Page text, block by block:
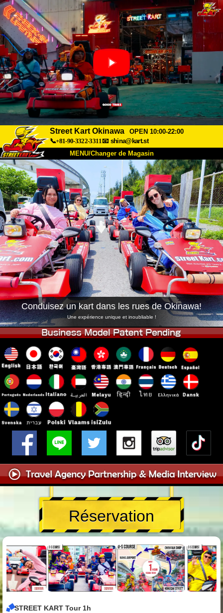
Street Kart Okinawa
OPEN 10:00-22:00
📞+81-90-3322-3311📧 shina@kart.st
MENU/Changer de Magasin
ACCUEIL
À Propos Caractéristiques Tarifs
Accès Avis FAQ
Entreprise Réservation
Changer de Magasin
Tokyo Shinagawa Tokyo Akihabara#1
Tokyo Akihabara#2 Tokyo Shibuya
Tokyo Shibuya Annexe Baie de Tokyo
Tokyo Asakusa Osaka
Okinawa
Conduisez un kart dans les rues de Okinawa!
Une expérience unique et inoubliable !
Réservation
STREET KART Tour 1h